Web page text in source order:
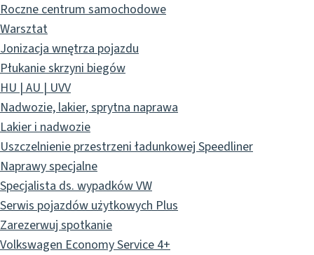
Roczne centrum samochodowe
Warsztat
Jonizacja wnętrza pojazdu
Płukanie skrzyni biegów
HU | AU | UVV
Nadwozie, lakier, sprytna naprawa
Lakier i nadwozie
Uszczelnienie przestrzeni ładunkowej Speedliner
Naprawy specjalne
Specjalista ds. wypadków VW
Serwis pojazdów użytkowych Plus
Zarezerwuj spotkanie
Volkswagen Economy Service 4+